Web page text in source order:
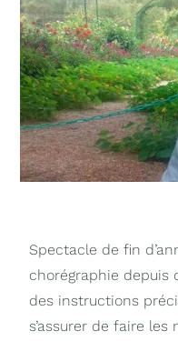
Spectacle de fin
chorégraphie depuis
des instructions
s’assurer de faire